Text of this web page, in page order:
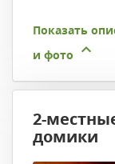
Показать
и фото
2-
домики